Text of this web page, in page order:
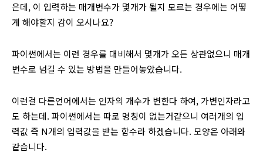
은데, 이 입력하는 매개변수가 몇개가 될지 모르는 경우에는 어떻
게 해야할지 감이 오시나요?
파이썬에서는 이런 경우를 대비해서 몇개가 오든 상관없으니 매개
변수로 넘길 수 있는 방법을 만들어놓았습니다.
이런걸 다른언어에서는 인자의 개수가 변한다 하여, 가변인자라고
도 하는데. 파이썬에서는 따로 명칭이 없는거같으니 여러개의 입
력값 즉 N개의 입력값을 받는 함수라 하겠습니다. 모양은 아래와
같습니다.